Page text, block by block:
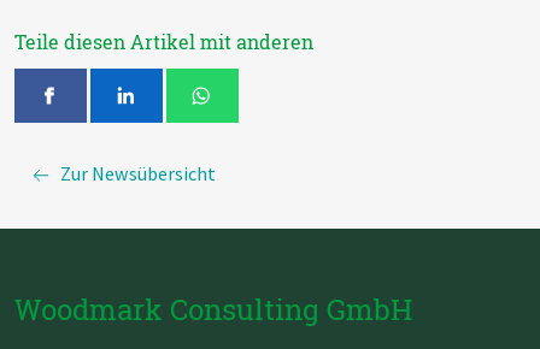
Teile diesen Artikel mit anderen
Zur Newsübersicht
Woodmark Consulting GmbH